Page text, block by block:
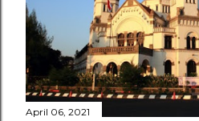
April 06, 2021